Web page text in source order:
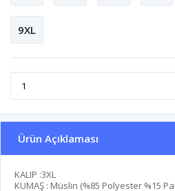
9XL
Ürün Açıklaması
KALIP :3XL
KUMAŞ : Müslin (%85 Polyester %15